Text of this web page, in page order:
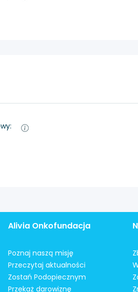
Alivia Onkofundacja
Poznaj naszą misję
Przeczytaj aktualności
Zostań Podopiecznym
Przekaż darowiznę